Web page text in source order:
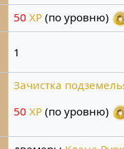
50 XP (по уровню)
1
Зачистка
50 XP (по уровню)